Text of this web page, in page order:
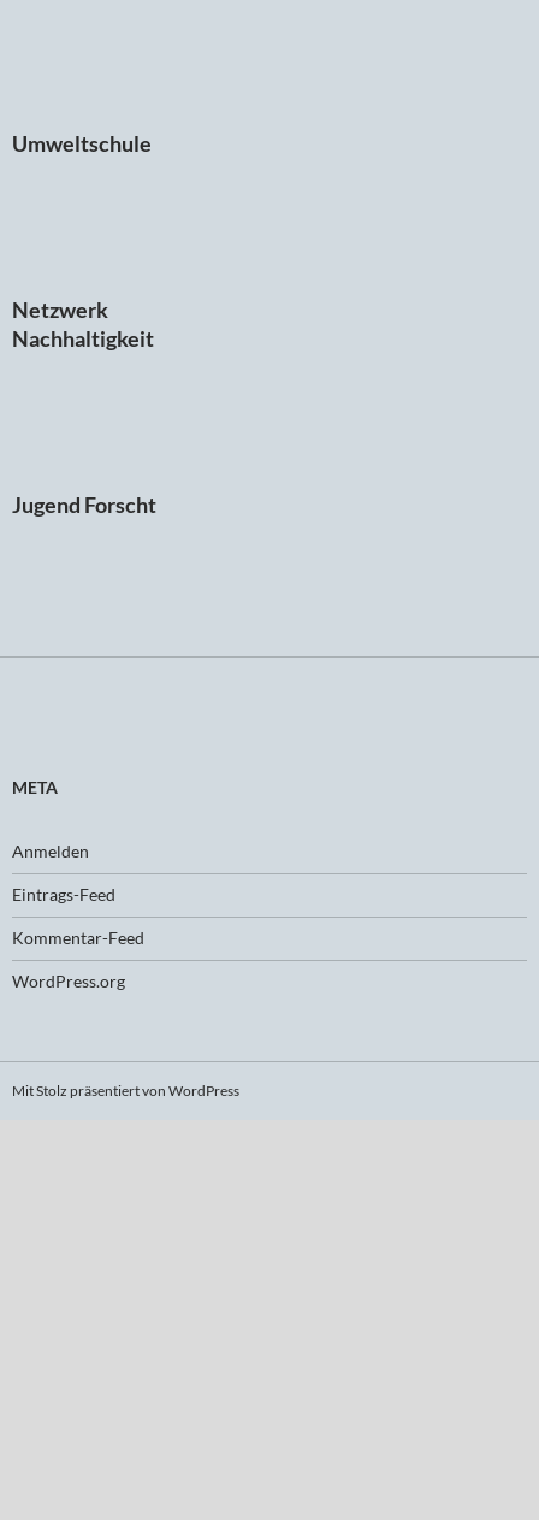
Umweltschule
Netzwerk
Nachhaltigkeit
Jugend Forscht
META
Anmelden
Eintrags-Feed
Kommentar-Feed
WordPress.org
Mit Stolz präsentiert von WordPress